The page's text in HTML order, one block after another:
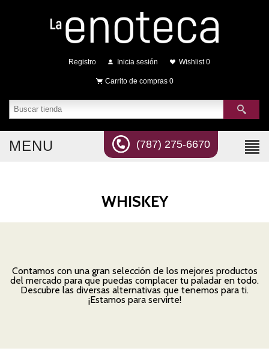
Registro Inicia sesión Wishlist 0
Carrito de compras 0
(787) 275-6670
MENU
WHISKEY
Contamos con una gran selección de los mejores productos
del mercado para que puedas complacer tu paladar en todo.
Descubre las diversas alternativas que tenemos para ti.
¡Estamos para servirte!